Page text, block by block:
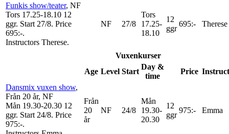
Funkis show/teater, NF
Tors 17.25-18.10 12
ggr. Start 27/8. Price
695:-.
Instructors Therese.
NF 27/8
Tors
17.25-
18.10
12
ggr
695:- Therese
Vuxenkurser
Age Level Start
Day &
time
Price
Dansmix vuxen show,
Från 20 år, NF
Mån 19.30-20.30 12
ggr. Start 24/8. Price
975:-.
Från
20
år
NF 24/8
Mån
19.30-
20.30
12
ggr
975:- Emma